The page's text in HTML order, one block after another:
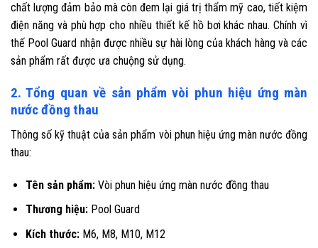
chất lượng đảm bảo mà còn đem lại giá trị thẩm mỹ cao, tiết kiệm
điện năng và phù hợp cho nhiều thiết kế hồ bơi khác nhau. Chính vì
thế Pool Guard nhận được nhiều sự hài lòng của khách hàng và các
sản phẩm rất được ưa chuộng sử dụng.
2. Tổng quan về sản phẩm vòi phun hiệu ứng màn
nước đồng thau
Thông số kỹ thuật của sản phẩm vòi phun hiệu ứng màn nước đồng
thau:
Tên sản phẩm: Vòi phun hiệu ứng màn nước đồng thau
Thương hiệu: Pool Guard
Kích thước:M6, M8, M10, M12